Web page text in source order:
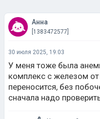
Анна
[1383472577]
30 июля 2025, 19:03
У меня тоже была
комплекс с железом
переносится, без
сначала надо